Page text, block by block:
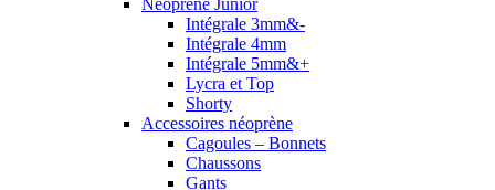
Néoprene Junior
Intégrale 3mm&-
Intégrale 4mm
Intégrale 5mm&+
Lycra et Top
Shorty
Accessoires néoprène
Cagoules – Bonnets
Chaussons
Gants